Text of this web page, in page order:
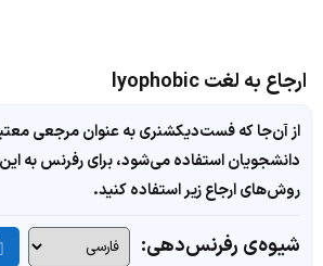
ارجاع به لغت lyophobic
از آن‌جا که فست‌دیکشنری به عنوان مرجعی
دانشجویان استفاده می‌شود، برای رفرنس به
روش‌های ارجاع زیر استفاده کنید.
شیوه‌ی رفرنس‌دهی: